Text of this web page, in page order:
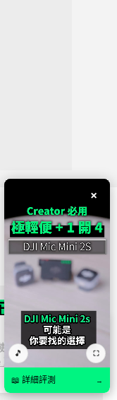
用
政
近物理極限
定律瓶頸
時專訪，警告
統製程升級已失經
×
🎵 ⛶
📖 詳細評測 →